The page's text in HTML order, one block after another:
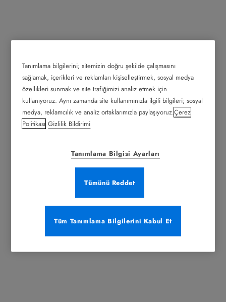
Tanımlama bilgilerini; sitemizin doğru şekilde çalışmasını
sağlamak, içerikleri ve reklamları kişiselleştirmek, sosyal medya
özellikleri sunmak ve site trafiğimizi analiz etmek için
kullanıyoruz. Aynı zamanda site kullanımınızla ilgili bilgileri; sosyal
medya, reklamcılık ve analiz ortaklarımızla paylaşıyoruz.Çerez
Politikası Gizlilik Bildirimi
Tanımlama Bilgisi Ayarları
Tümünü Reddet
Tüm Tanımlama Bilgilerini Kabul Et